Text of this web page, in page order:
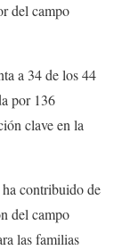
del campo
a 34 de los 44
por 136
clave en la
contribuido de
del campo
las familias